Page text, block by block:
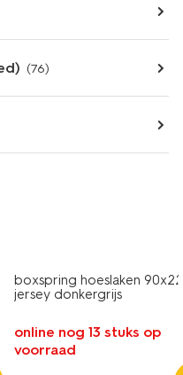
(76)
boxspring hoeslaken
jersey donkergrijs
online nog 13 stuks op
voorraad